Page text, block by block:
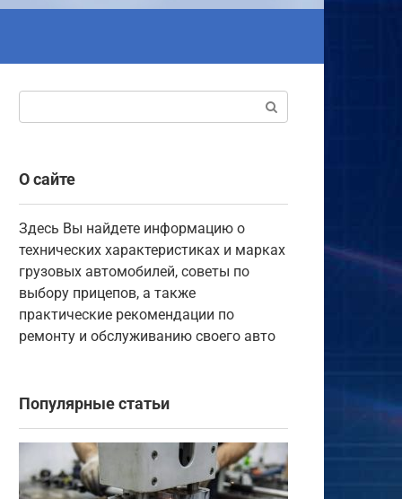
О сайте
Здесь Вы найдете информацию о
технических характеристиках и марках
грузовых автомобилей, советы по
выбору прицепов, а также
практические рекомендации по
ремонту и обслуживанию своего авто
Популярные статьи